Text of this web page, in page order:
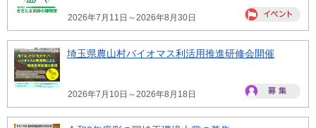
2026年7月11日～2026年8月30日
埼玉県農山村バイオマス利活用推進研修会開催
2026年7月10日～2026年8月18日